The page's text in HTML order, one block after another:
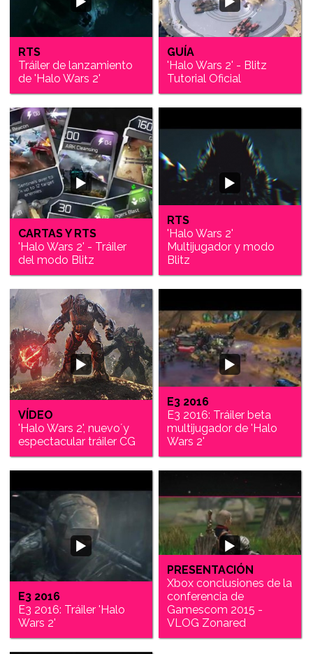
RTS
Tráiler de lanzamiento
de 'Halo Wars 2'
GUÍA
'Halo Wars 2' - Blitz
Tutorial Oficial
CARTAS Y RTS
'Halo Wars 2' - Tráiler
del modo Blitz
RTS
'Halo Wars 2'
Multijugador y modo
Blitz
VÍDEO
'Halo Wars 2', nuevo´y
espectacular tráiler CG
E3 2016
E3 2016: Tráiler beta
multijugador de 'Halo
Wars 2'
E3 2016
E3 2016: Tráiler 'Halo
Wars 2'
PRESENTACIÓN
Xbox conclusiones de la
conferencia de
Gamescom 2015 -
VLOG Zonared